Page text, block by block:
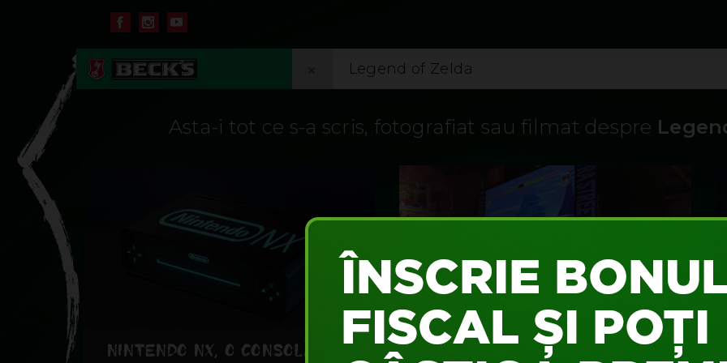
#MERGILASIGUR
Asta-i tot ce s-a scris, fotografiat sau filmat despre
NINTENDO NX, O CONSOLĂ CU
CÂT DE TARE ÎŢI MAI